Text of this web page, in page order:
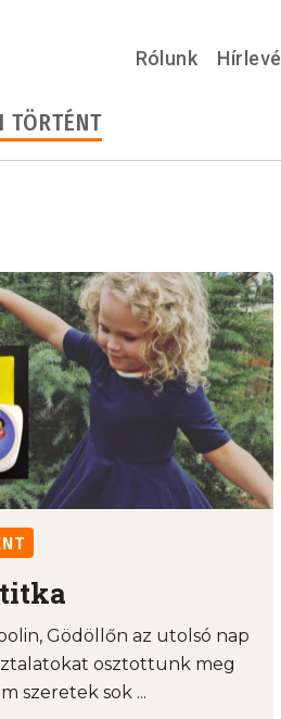
Rólunk Hírlevél
TÖRTÉNT
Gödöllőn az utolsó nap
osztottunk meg
szeretek sok ...